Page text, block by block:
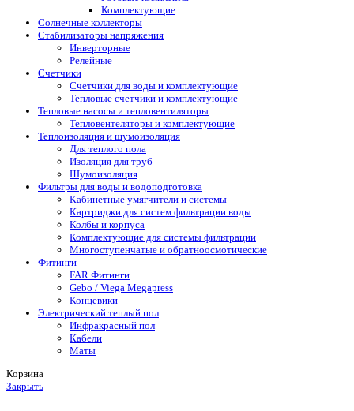
Комплектующие
Солнечные коллекторы
Стабилизаторы напряжения
Инверторные
Релейные
Счетчики
Счетчики для воды и комплектующие
Тепловые счетчики и комплектующие
Тепловые насосы и тепловентиляторы
Тепловентеляторы и комплектующие
Теплоизоляция и шумоизоляция
Для теплого пола
Изоляция для труб
Шумоизоляция
Фильтры для воды и водоподготовка
Кабинетные умягчители и системы
Картриджи для систем фильтрации воды
Колбы и корпуса
Комплектующие для системы фильтрации
Многоступенчатые и обратноосмотические
Фитинги
FAR Фитинги
Gebo / Viega Megapress
Концевики
Электрический теплый пол
Инфракрасный пол
Кабели
Маты
Корзина
Закрыть